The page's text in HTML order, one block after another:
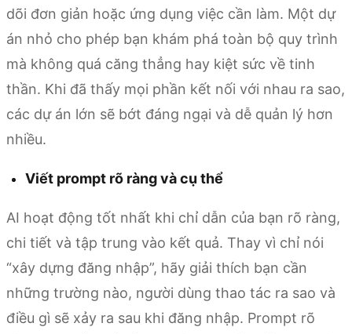
dõi đơn giản hoặc ứng dụng việc cần làm. Một dự
án nhỏ cho phép bạn khám phá toàn bộ quy trình
mà không quá căng thẳng hay kiệt sức về tinh
thần. Khi đã thấy mọi phần kết nối với nhau ra sao,
các dự án lớn sẽ bớt đáng ngại và dễ quản lý hơn
nhiều.
Viết prompt rõ ràng và cụ thể
AI hoạt động tốt nhất khi chỉ dẫn của bạn rõ ràng,
chi tiết và tập trung vào kết quả. Thay vì chỉ nói
“xây dựng đăng nhập”, hãy giải thích bạn cần
những trường nào, người dùng thao tác ra sao và
điều gì sẽ xảy ra sau khi đăng nhập. Prompt rõ